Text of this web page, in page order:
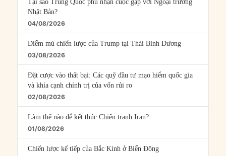
Tại sao Trung Quốc phủ nhận cuộc gặp với Ngoại trưởng
Nhật Bản?
04/08/2026
Điểm mù chiến lược của Trump tại Thái Bình Dương
03/08/2026
Đặt cược vào thất bại: Các quỹ đầu tư mạo hiểm quốc gia
và khía cạnh chính trị của vốn rủi ro
02/08/2026
Làm thế nào để kết thúc Chiến tranh Iran?
01/08/2026
Chiến lược kế tiếp của Bắc Kinh ở Biển Đông